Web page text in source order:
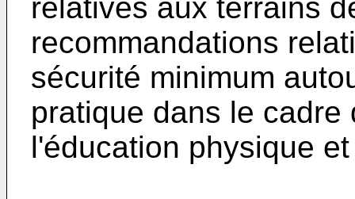
relatives aux terrains
recommandations
sécurité minimum
pratique dans le
l'éducation physique